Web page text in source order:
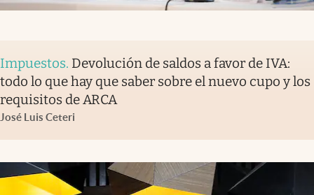
Impuestos. Devolución de saldos a favor de IVA:
todo lo que hay que saber sobre el nuevo cupo y los
requisitos de ARCA
José Luis Ceteri